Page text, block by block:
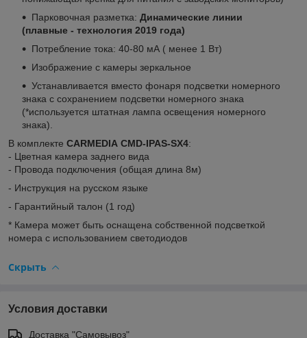
Парковочная разметка: Динамические линии
(плавные - технология 2019 года)
Потребление тока: 40-80 мА ( менее 1 Вт)
Изображение с камеры зеркальное
Устанавливается вместо фонаря подсветки номерного
знака с сохранением подсветки номерного знака
(*используется штатная лампа освещения номерного
знака).
В комплекте CARMEDIA CMD-IPAS-SX4:
- Цветная камера заднего вида
- Провода подключения (общая длина 8м)
- Инструкция на русском языке
- Гарантийный талон (1 год)
* Камера может быть оснащена собственной подсветкой
номера с использованием светодиодов
Скрыть
Условия доставки
Доставка "Самовывоз"